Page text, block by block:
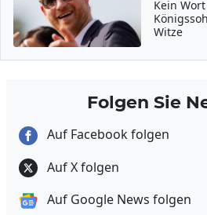
Kein
Witze
Folgen Sie
Auf Facebook folgen
Auf X folgen
Auf Google News folgen